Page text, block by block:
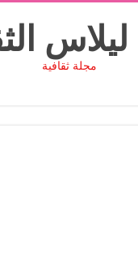
مجلة ثقافية